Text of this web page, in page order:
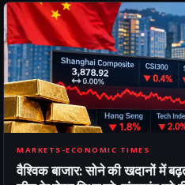
CM
MARKETS-ECONOMIC TIMES
वैश्विक बाजार: सोने की खदानों में